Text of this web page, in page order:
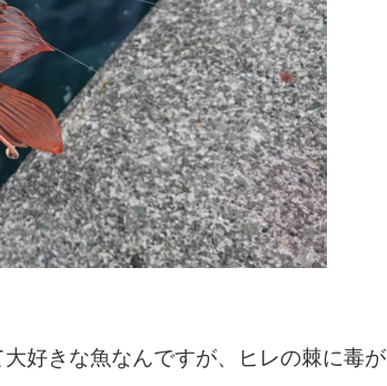
好きな魚なんですが、ヒレの棘に毒が